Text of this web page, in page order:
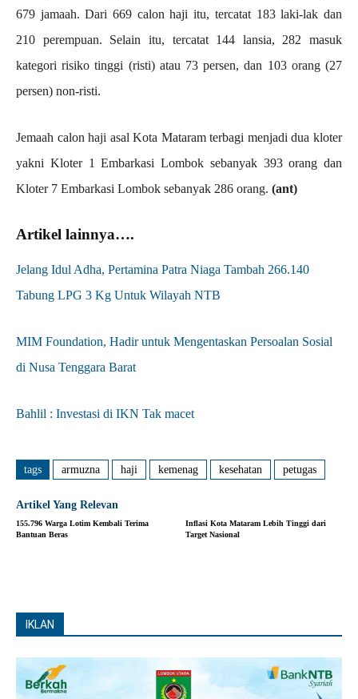
679 jamaah. Dari 669 calon haji itu, tercatat 183 laki-lak dan
210 perempuan. Selain itu, tercatat 144 lansia, 282 masuk
kategori risiko tinggi (risti) atau 73 persen, dan 103 orang (27
persen) non-risti.
Jemaah calon haji asal Kota Mataram terbagi menjadi dua kloter
yakni Kloter 1 Embarkasi Lombok sebanyak 393 orang dan
Kloter 7 Embarkasi Lombok sebanyak 286 orang. (ant)
Artikel lainnya….
Jelang Idul Adha, Pertamina Patra Niaga Tambah 266.140
Tabung LPG 3 Kg Untuk Wilayah NTB
MIM Foundation, Hadir untuk Mengentaskan Persoalan Sosial
di Nusa Tenggara Barat
Bahlil : Investasi di IKN Tak macet
tags armuzna haji kemenag kesehatan petugas
Artikel Yang Relevan
155.796 Warga Lotim Kembali Terima
Bantuan Beras
Inflasi Kota Mataram Lebih Tinggi dari
Target Nasional
IKLAN